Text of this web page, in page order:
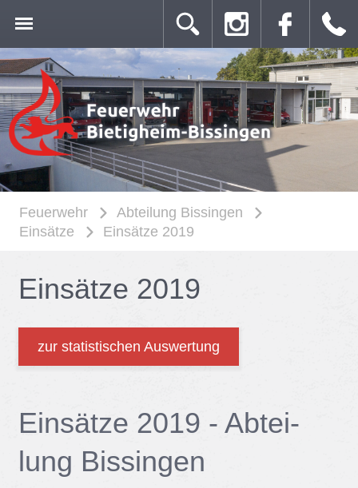
Feuerwehr
Abteilung Bissingen
Einsätze
Einsätze 2019
Ein­sät­ze 2019
zur statistischen Auswertung
Ein­sät­ze 2019 - Ab­tei­
lung Bis­sin­gen